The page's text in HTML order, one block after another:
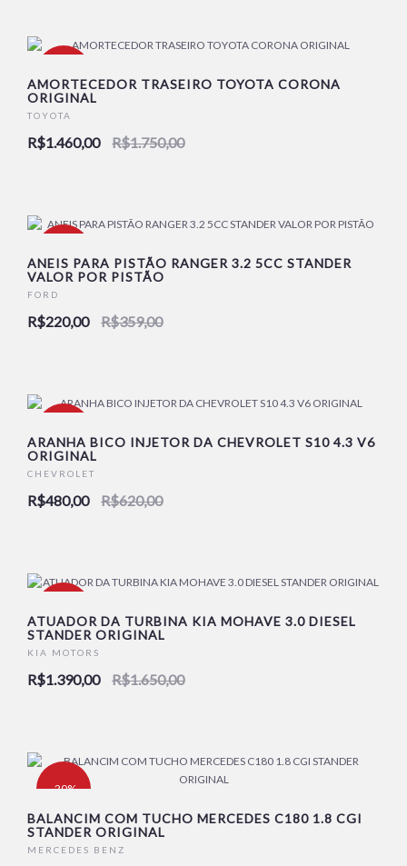
AMORTECEDOR TRASEIRO TOYOTA CORONA
ORIGINAL
TOYOTA
R$1.460,00 R$1.750,00
ANEIS PARA PISTÃO RANGER 3.2 5CC STANDER
VALOR POR PISTÃO
FORD
R$220,00 R$359,00
ARANHA BICO INJETOR DA CHEVROLET S10 4.3 V6
ORIGINAL
CHEVROLET
R$480,00 R$620,00
ATUADOR DA TURBINA KIA MOHAVE 3.0 DIESEL
STANDER ORIGINAL
KIA MOTORS
R$1.390,00 R$1.650,00
-20%
BALANCIM COM TUCHO MERCEDES C180 1.8 CGI
STANDER ORIGINAL
MERCEDES BENZ